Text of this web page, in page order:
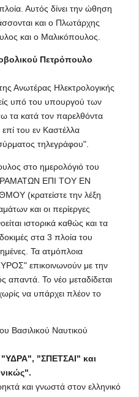
Αυτός δίνει την ώθηση
και ο Πλωτάρχης
και ο Μαλικόπουλος.
Πετρόπουλο
Ανωτέρας Ηλεκτρολογικής
υπό του υπουργού των
τα κατά τον παρελθόντα
του εν Καστέλλα
τηλεγράφου".
στο ημερολόγιό του
ΕΠΙ ΤΟΥ ΕΝ
(κρατείστε την λέξη
και οι περίεργες
ιστορικά καθώς και τα
στα 3 πλοία του
Τα ατμόπλοια
επικοινωνούν με την
απαντά. Το νέο μεταδίδεται
να υπάρχει πλέον το
Βασιλικού Ναυτικού
"ΥΔΡΑ", "ΣΠΕΤΣΑΙ" και
και γνωστά στον ελληνικό